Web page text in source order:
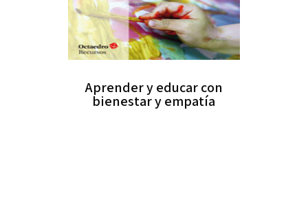
Aprender y educar con
bienestar y empatía